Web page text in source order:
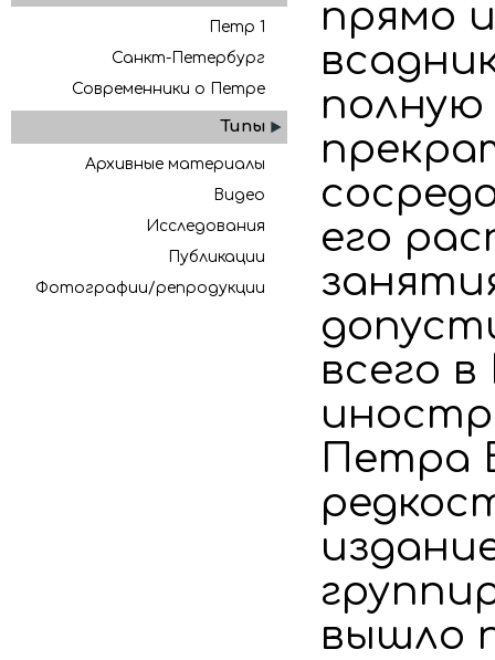
Петр 1
Санкт-Петербург
Современники о Петре
Типы
Архивные материалы
Видео
Исследования
Публикации
Фотографии/репродукции
прямо
его
всего
Петра
вышло